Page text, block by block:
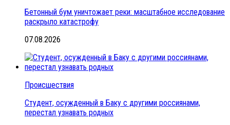
Бетонный бум уничтожает реки: масштабное исследование
раскрыло катастрофу
07.08.2026
Происшествия
Студент, осужденный в Баку с другими россиянами,
перестал узнавать родных